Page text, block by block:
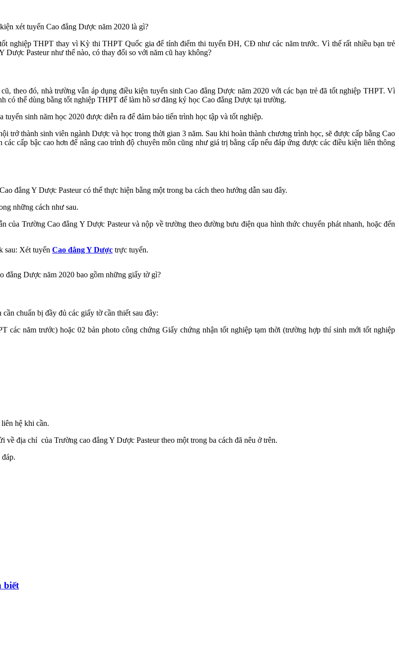
xét tuyển Cao đẳng Dược năm 2020 là gì?
nghiệp THPT thay vì Kỳ thi THPT Quốc gia để tính điểm thi tuyển ĐH, CĐ như các năm trước. Vì thế rất nhiều bạn trẻ
Dược Pasteur như thế nào, có thay đổi so với năm cũ hay không?
theo đó, nhà trường vẫn áp dụng điều kiện tuyển sinh Cao đẳng Dược năm 2020 với các bạn trẻ đã tốt nghiệp THPT. Vì
thể dùng bằng tốt nghiệp THPT để làm hồ sơ đăng ký học Cao đẳng Dược tại trường.
sinh năm học 2020 được diễn ra để đảm bảo tiến trình học tập và tốt nghiệp.
trở thành sinh viên ngành Dược và học trong thời gian 3 năm. Sau khi hoàn thành chương trình học, sẽ được cấp bằng Cao
cấp bậc cao hơn để nâng cao trình độ chuyên môn cũng như giá trị bằng cấp nếu đáp ứng được các điều kiện liên thông
đẳng Y Dược Pasteur có thể thực hiện bằng một trong ba cách theo hướng dẫn sau đây.
những cách như sau.
Trường Cao đẳng Y Dược Pasteur và nộp về trường theo đường bưu điện qua hình thức chuyển phát nhanh, hoặc đến
sau: Xét tuyển Cao đẳng Y Dược trực tuyến.
đẳng Dược năm 2020 bao gồm những giấy tờ gì?
chuẩn bị đầy đủ các giấy tờ cần thiết sau đây:
các năm trước) hoặc 02 bản photo công chứng Giấy chứng nhận tốt nghiệp tạm thời (trường hợp thí sinh mới tốt nghiệp
hệ khi cần.
địa chỉ của Trường cao đẳng Y Dược Pasteur theo một trong ba cách đã nêu ở trên.
biết